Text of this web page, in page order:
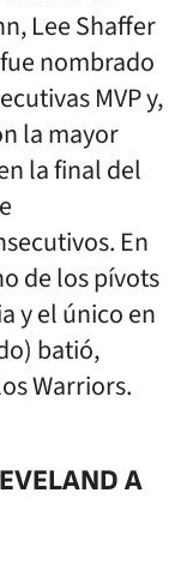
Lee Shaffer
nombrado
MVP y,
la mayor
la final del
En
de los pívots
y el único en
batió,
Warriors.
A